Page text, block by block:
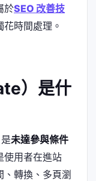
於SEO 改善技
時間處理。
）是什
未達參與條件
使用者在進站
、轉換、多頁瀏